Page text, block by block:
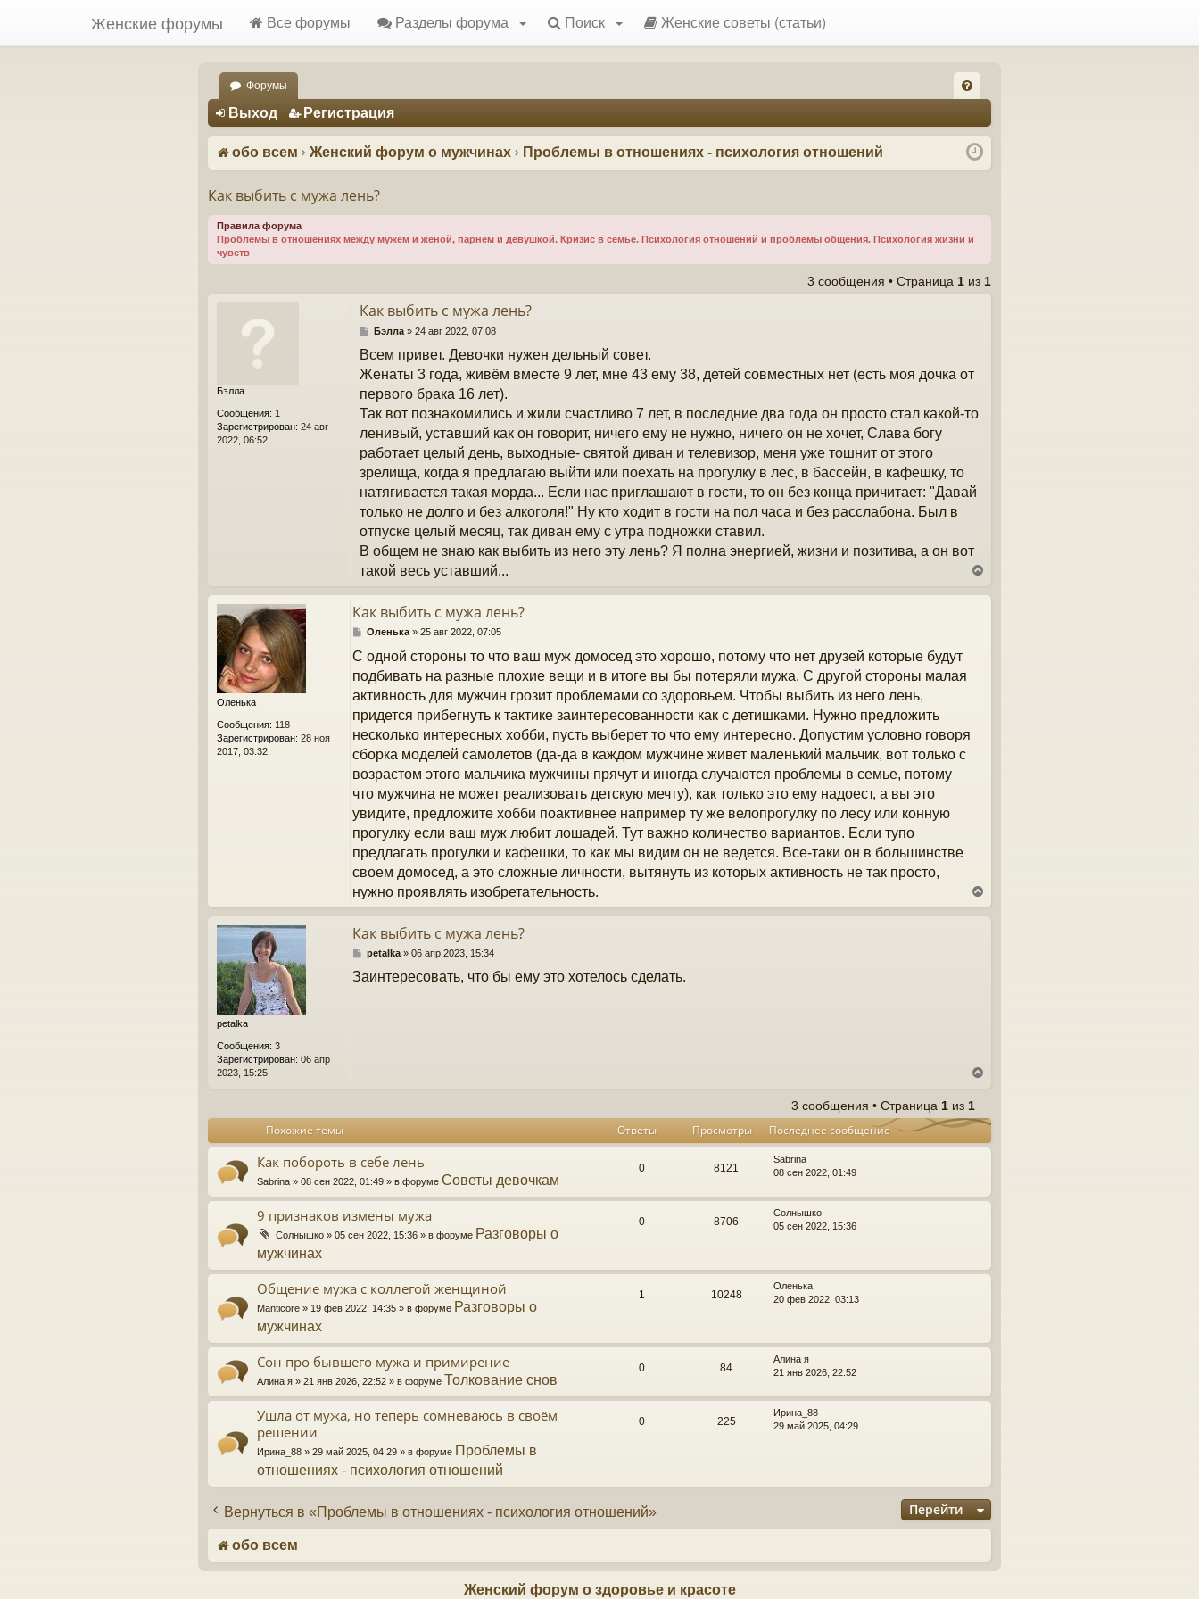
Женские форумы Все форумы Разделы форума Поиск Женские советы (статьи)
Регистрация
Форумы
Q
Выход Регистрация
обо всем Женский форум о мужчинах Проблемы в отношениях - психология отношений
Как выбить с мужа лень?
Правила форума
Проблемы в отношениях между мужем и женой, парнем и девушкой. Кризис в семье. Психология отношений и проблемы общения. Психология жизни и
чувств
3 сообщения • Страница 1 из 1
Бэлла
Сообщения: 1
Зарегистрирован: 24 авг
2022, 06:52
Как выбить с мужа лень?
С
о
б
е
н
е
Бэлла» 24 авг 2022, 07:08
Всем привет. Девочки нужен дельный совет.
Женаты 3 года, живём вместе 9 лет, мне 43 ему 38, детей совместных нет (есть моя дочка от
первого брака 16 лет).
Так вот познакомились и жили счастливо 7 лет, в последние два года он просто стал какой-то
ленивый, уставший как он говорит, ничего ему не нужно, ничего он не хочет, Слава богу
работает целый день, выходные- святой диван и телевизор, меня уже тошнит от этого
зрелища, когда я предлагаю выйти или поехать на прогулку в лес, в бассейн, в кафешку, то
натягивается такая морда... Если нас приглашают в гости, то он без конца причитает: "Давай
только не долго и без алкоголя!" Ну кто ходит в гости на пол часа и без расслабона. Был в
отпуске целый месяц, так диван ему с утра подножки ставил.
В общем не знаю как выбить из него эту лень? Я полна энергией, жизни и позитива, а он вот
такой весь уставший...
р
Оленька
Сообщения: 118
Зарегистрирован: 28 ноя
2017, 03:32
Как выбить с мужа лень?
С
о
б
щ
е
н
и
е
Оленька» 25 авг 2022, 07:05
С одной стороны то что ваш муж домосед это хорошо, потому что нет друзей которые будут
подбивать на разные плохие вещи и в итоге вы бы потеряли мужа. С другой стороны малая
активность для мужчин грозит проблемами со здоровьем. Чтобы выбить из него лень,
придется прибегнуть к тактике заинтересованности как с детишками. Нужно предложить
несколько интересных хобби, пусть выберет то что ему интересно. Допустим условно говоря
сборка моделей самолетов (да-да в каждом мужчине живет маленький мальчик, вот только с
возрастом этого мальчика мужчины прячут и иногда случаются проблемы в семье, потому
что мужчина не может реализовать детскую мечту), как только это ему надоест, а вы это
увидите, предложите хобби поактивнее например ту же велопрогулку по лесу или конную
прогулку если ваш муж любит лошадей. Тут важно количество вариантов. Если тупо
предлагать прогулки и кафешки, то как мы видим он не ведется. Все-таки он в большинстве
своем домосед, а это сложные личности, вытянуть из которых активность не так просто,
нужно проявлять изобретательность.
е
р
petalka
Сообщения: 3
Зарегистрирован: 06 апр
2023, 15:25
Как выбить с мужа лень?
С
о
petalka» 06 апр 2023, 15:34
Заинтересовать, что бы ему это хотелось сделать.
у
т
к
л
3 сообщения • Страница 1 из 1
Похожие темы Ответы Просмотры Последнее сообщение
Как побороть в себе лень
Sabrina » 08 сен 2022, 01:49 » в форуме Советы девочкам
0 8121
Sabrina
08 сен 2022, 01:49
9 признаков измены мужа
Солнышко » 05 сен 2022, 15:36 » в форуме Разговоры о
мужчинах
0 8706
Солнышко
05 сен 2022, 15:36
Общение мужа с коллегой женщиной
Manticore » 19 фев 2022, 14:35 » в форуме Разговоры о
мужчинах
1 10248
Оленька
20 фев 2022, 03:13
Сон про бывшего мужа и примирение
Алина я » 21 янв 2026, 22:52 » в форуме Толкование снов
0 84
Алина я
21 янв 2026, 22:52
Ушла от мужа, но теперь сомневаюсь в своём
решении
Ирина_88 » 29 май 2025, 04:29 » в форуме Проблемы в
отношениях - психология отношений
0 225
Ирина_88
29 май 2025, 04:29
Вернуться в «Проблемы в отношениях - психология отношений» Перейти
обо всем
Женский форум о здоровье и красоте